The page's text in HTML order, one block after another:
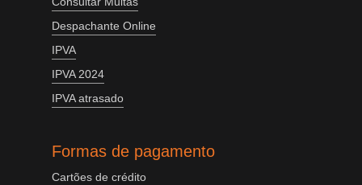
Despachante Online
IPVA
IPVA 2024
IPVA atrasado
Formas de pagamento
Cartões de crédito